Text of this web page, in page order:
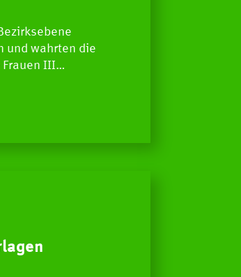
und wahrten die
Frauen III…